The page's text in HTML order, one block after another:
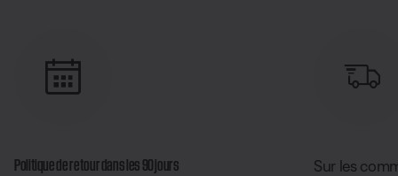
Politique de retour dans les 90 jours
Sur les